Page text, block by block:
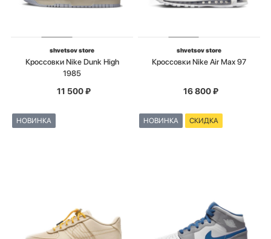
shvetsov store
Кроссовки Nike Dunk High
1985
11 500₽
shvetsov store
Кроссовки Nike Air Max 97
16 800₽
НОВИНКА НОВИНКА СКИДКА